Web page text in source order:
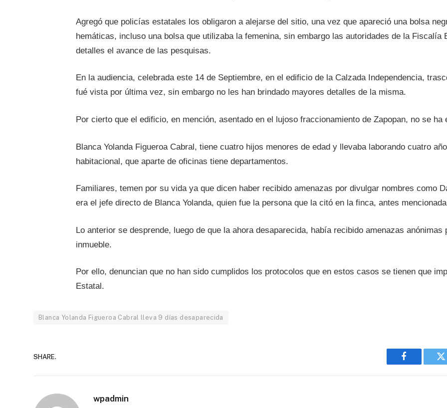
Agregó que policías estatales los obligaron a alejarse del sitio, una vez que apareció una bolsa
hemáticas, incluso una bolsa que utilizaba la femenina, sin embargo las autoridades de la Fiscalía
detalles el avance de las pesquisas.
En la audiencia, celebrada este 14 de Septiembre, en el edificio de la Calzada Independencia,
fué vista por última vez, sin embargo no les han brindado mayores detalles de la misma.
Por cierto que el edificio, en mención, asentado en el lujoso fraccionamiento de Zapopan, no se ha
Blanca Yolanda Figueroa Cabral, tiene cuatro hijos menores de edad y llevaba laborando cuatro
habitacional, que aparte de oficinas tiene departamentos.
Familiares, temen por su vida ya que dicen haber recibido amenazas por divulgar nombres como
era el jefe directo de Blanca Yolanda, quien fue la persona que la citó en la finca, antes
Lo anterior se desprende, luego de que la ahora desaparecida, había recibido amenazas
inmueble.
Por ello, denuncian que no han sido cumplidos los protocolos que en estos casos se tienen que
Estatal.
Blanca Yolanda Figueroa Cabral lleva 9 días desaparecida
SHARE.
Facebook
wpadmin